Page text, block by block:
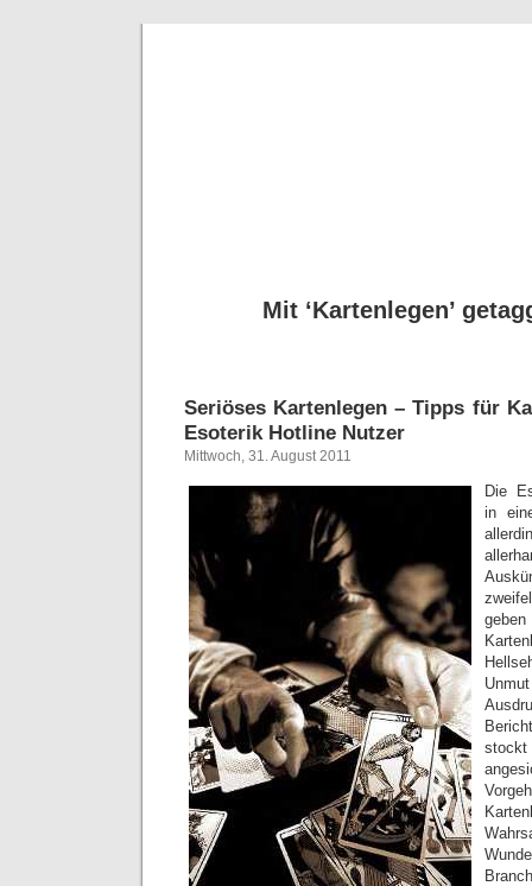
Mit ‘Kartenlegen’
Seriöses Kartenlegen – Tipps für
Esoterik Hotline Nutzer
Mittwoch, 31. August 2011
Die
in
geben